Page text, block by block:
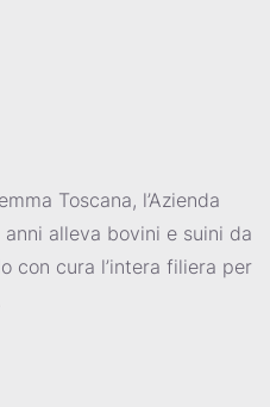
Toscana, l’Azienda
alleva bovini e suini da
con cura l’intera filiera per